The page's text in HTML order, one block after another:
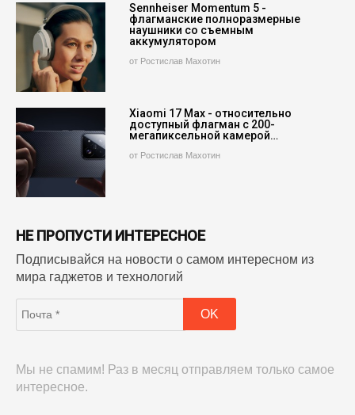
Sennheiser Momentum 5 -
флагманские полноразмерные
наушники со съемным
аккумулятором
от Ростислав Махотин
Xiaomi 17 Max - относительно
доступный флагман с 200-
мегапиксельной камерой…
от Ростислав Махотин
НЕ ПРОПУСТИ ИНТЕРЕСНОЕ
Подписывайся на новости о самом интересном из
мира гаджетов и технологий
Мы не спамим! Раз в месяц отправляем только самое
интересное.